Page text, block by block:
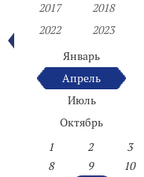
2017 2018
2022
2023
Январь
Апрель
Июль
Октябрь
1
2 3
8
9 10